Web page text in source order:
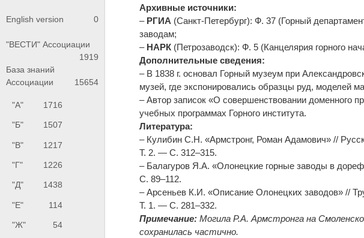
English version 0
"ВЕСТИ" Ассоциации
1919
База знаний
Ассоциации
15654
"А" 1716
"Б" 1507
"В" 1217
"Г" 1226
"Д" 1438
"Е" 114
"Ж" 54
Архивные источники:
– РГИА (Санкт-Петербург): Ф. 37 (Горный
заводам;
– НАРК (Петрозаводск): Ф. 5 (Канцелярия горного
Дополнительные сведения:
– В 1838 г. основал Горный музеум при
музей, где экспонировались образцы руд, моделей
– Автор записок «О совершенствовании доменного
учебных программах Горного института.
Литература:
– Кулибин С.Н. «Армстронг, Роман Адамович» //
Т. 2. — С. 312–315.
– Балагуров Я.А. «Олонецкие горные заводы в
С. 89–112.
– Арсеньев К.И. «Описание Олонецких заводов» //
Т. 1. — С. 281–332.
Примечание: Могила Р.А. Армстронга на
сохранилась частично.